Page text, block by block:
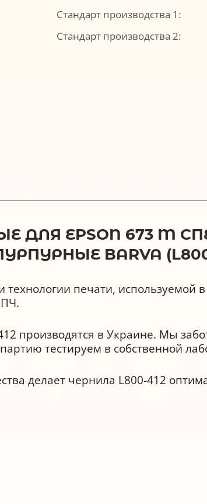
Стандарт производства 1:
Стандарт производства 2:
ДЛЯ EPSON 673 M
BARVA
технологии печати,
производятся в Украине. Мы
тестируем в собственной
делает чернила L800-412